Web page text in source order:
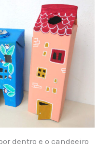
dentro e o candeeiro